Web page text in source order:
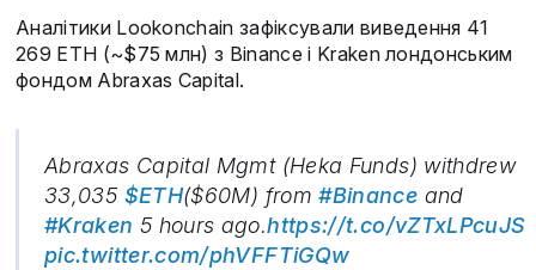
Аналітики Lookonchain зафіксували виведення 41
269 ETH (~$75 млн) з Binance і Kraken лондонським
фондом Abraxas Capital.
Abraxas Capital Mgmt (Heka Funds) withdrew
33,035 $ETH($60M) from#Binance and
#Kraken 5 hours ago.https://t.co/vZTxLPcuJS
pic.twitter.com/phVFFTiGQw